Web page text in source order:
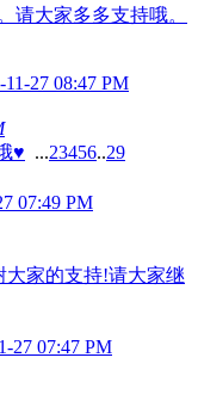
请大家多多支持哦。
11-27 08:47 PM
♥ ...23456..29
07:49 PM
家的支持!请大家继
27 07:47 PM